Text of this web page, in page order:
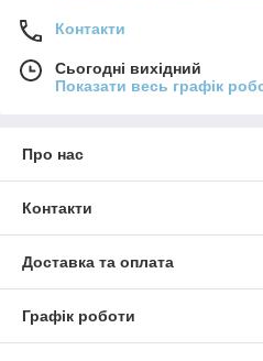
Контакти
Сьогодні вихідний
Показати весь графік
Про нас
Контакти
Доставка та оплата
Графік роботи